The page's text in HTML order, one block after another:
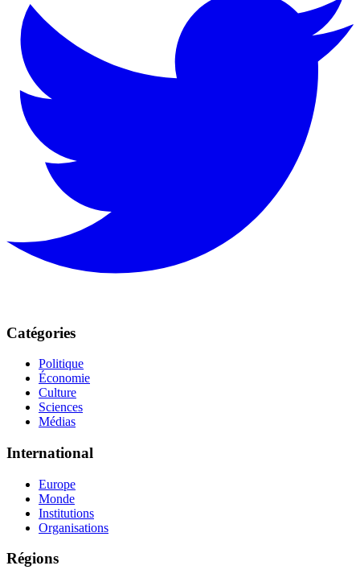
Catégories
Politique
Économie
Culture
Sciences
Médias
International
Europe
Monde
Institutions
Organisations
Régions